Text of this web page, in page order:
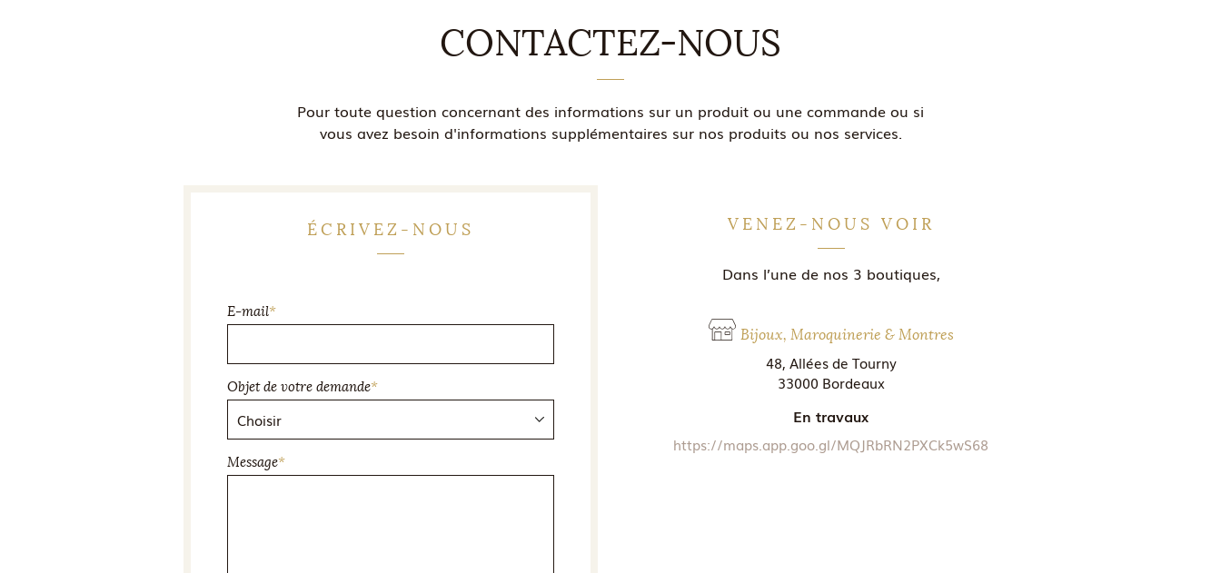
CONTACTEZ-NOUS
Pour toute question concernant des informations sur un produit ou une commande ou si
vous avez besoin d'informations supplémentaires sur nos produits ou nos services.
ÉCRIVEZ-NOUS
E-mail*
Objet de votre demande*
Message*
VENEZ-NOUS VOIR
Dans l’une de nos 3 boutiques,
Bijoux, Maroquinerie & Montres
48, Allées de Tourny
33000 Bordeaux
En travaux
https://maps.app.goo.gl/MQJRbRN2PXCk5wS68